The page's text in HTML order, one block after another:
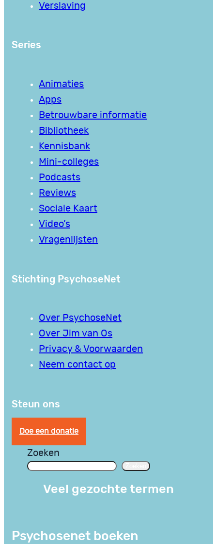
Verslaving
Series
Animaties
Apps
Betrouwbare informatie
Bibliotheek
Kennisbank
Mini-colleges
Podcasts
Reviews
Sociale Kaart
Video’s
Vragenlijsten
Stichting PsychoseNet
Over PsychoseNet
Over Jim van Os
Privacy & Voorwaarden
Neem contact op
Steun ons
Doe een donatie
Zoeken
Veel gezochte termen
Psychosenet boeken